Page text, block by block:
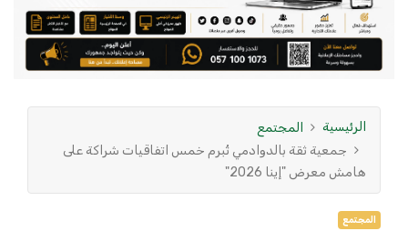
الرئيسية
المجتمع
جمعية ثقة بالدوادمي تُبرم خمس اتفاقيات شراكة على
هامش معرض "إينا 2026"
المجتمع